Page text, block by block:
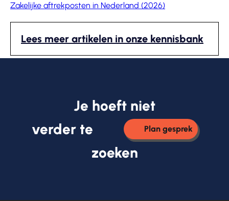
Zakelijke aftrekposten in Nederland (2026)
Lees meer artikelen in onze kennisbank
Je hoeft niet
verder te
Plan gesprek
zoeken